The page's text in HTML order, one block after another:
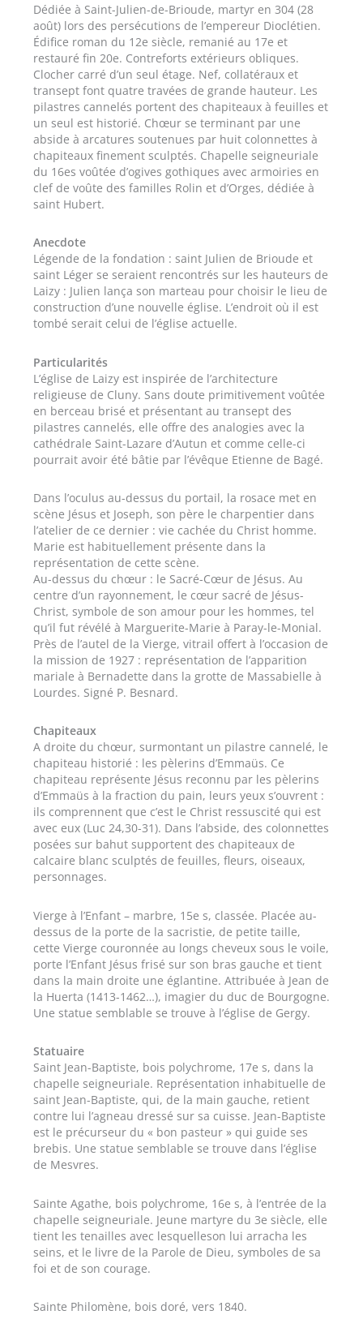
Dédiée à Saint-Julien-de-Brioude, martyr en 304 (28
août) lors des persécutions de l’empereur Dioclétien.
Édifice roman du 12e siècle, remanié au 17e et
restauré fin 20e. Contreforts extérieurs obliques.
Clocher carré d’un seul étage. Nef, collatéraux et
transept font quatre travées de grande hauteur. Les
pilastres cannelés portent des chapiteaux à feuilles et
un seul est historié. Chœur se terminant par une
abside à arcatures soutenues par huit colonnettes à
chapiteaux finement sculptés. Chapelle seigneuriale
du 16es voûtée d’ogives gothiques avec armoiries en
clef de voûte des familles Rolin et d’Orges, dédiée à
saint Hubert.
Anecdote
Légende de la fondation : saint Julien de Brioude et
saint Léger se seraient rencontrés sur les hauteurs de
Laizy : Julien lança son marteau pour choisir le lieu de
construction d’une nouvelle église. L’endroit où il est
tombé serait celui de l’église actuelle.
Particularités
L’église de Laizy est inspirée de l’architecture
religieuse de Cluny. Sans doute primitivement voûtée
en berceau brisé et présentant au transept des
pilastres cannelés, elle offre des analogies avec la
cathédrale Saint-Lazare d’Autun et comme celle-ci
pourrait avoir été bâtie par l’évêque Etienne de Bagé.
Dans l’oculus au-dessus du portail, la rosace met en
scène Jésus et Joseph, son père le charpentier dans
l’atelier de ce dernier : vie cachée du Christ homme.
Marie est habituellement présente dans la
représentation de cette scène.
Au-dessus du chœur : le Sacré-Cœur de Jésus. Au
centre d’un rayonnement, le cœur sacré de Jésus-
Christ, symbole de son amour pour les hommes, tel
qu’il fut révélé à Marguerite-Marie à Paray-le-Monial.
Près de l’autel de la Vierge, vitrail offert à l’occasion de
la mission de 1927 : représentation de l’apparition
mariale à Bernadette dans la grotte de Massabielle à
Lourdes. Signé P. Besnard.
Chapiteaux
A droite du chœur, surmontant un pilastre cannelé, le
chapiteau historié : les pèlerins d’Emmaüs. Ce
chapiteau représente Jésus reconnu par les pèlerins
d’Emmaüs à la fraction du pain, leurs yeux s’ouvrent :
ils comprennent que c’est le Christ ressuscité qui est
avec eux (Luc 24,30-31). Dans l’abside, des colonnettes
posées sur bahut supportent des chapiteaux de
calcaire blanc sculptés de feuilles, fleurs, oiseaux,
personnages.
Vierge à l’Enfant – marbre, 15e s, classée. Placée au-
dessus de la porte de la sacristie, de petite taille,
cette Vierge couronnée au longs cheveux sous le voile,
porte l’Enfant Jésus frisé sur son bras gauche et tient
dans la main droite une églantine. Attribuée à Jean de
la Huerta (1413-1462…), imagier du duc de Bourgogne.
Une statue semblable se trouve à l’église de Gergy.
Statuaire
Saint Jean-Baptiste, bois polychrome, 17e s, dans la
chapelle seigneuriale. Représentation inhabituelle de
saint Jean-Baptiste, qui, de la main gauche, retient
contre lui l’agneau dressé sur sa cuisse. Jean-Baptiste
est le précurseur du « bon pasteur » qui guide ses
brebis. Une statue semblable se trouve dans l’église
de Mesvres.
Sainte Agathe, bois polychrome, 16e s, à l’entrée de la
chapelle seigneuriale. Jeune martyre du 3e siècle, elle
tient les tenailles avec lesquelleson lui arracha les
seins, et le livre de la Parole de Dieu, symboles de sa
foi et de son courage.
Sainte Philomène, bois doré, vers 1840.